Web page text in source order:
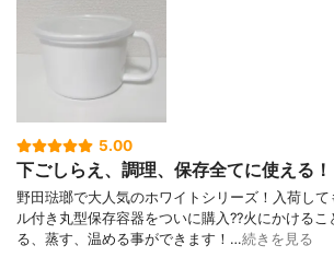
5.00
下ごしらえ、調理、保存全てに使える！
野田琺瑯で大人気のホワイトシリーズ！入荷し
ル付き丸型保存容器をついに購入??火にかける
る、蒸す、温める事ができます！…続きを見る